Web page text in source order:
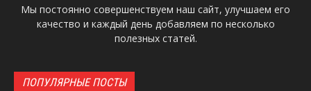
Мы постоянно совершенствуем наш сайт, улучшаем его
качество и каждый день добавляем по несколько
полезных статей.
ПОПУЛЯРНЫЕ ПОСТЫ